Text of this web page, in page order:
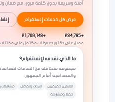
آمنة وسريعة بدون كلمة مرور، مع ضمان
عرض كل خدمات إنستقرام
+234,785
عميل على دكتور دعم
+21,769,143
طلب مكتمل على مختلف
ما الذي نقدمه لإنستقرام؟
مجموعة متكاملة من الخدمات
والمصداقية أمام الجمهور.
متابعين حقيقيين لايكات وتفاعل مشاهدات
حفظ ومشاركة